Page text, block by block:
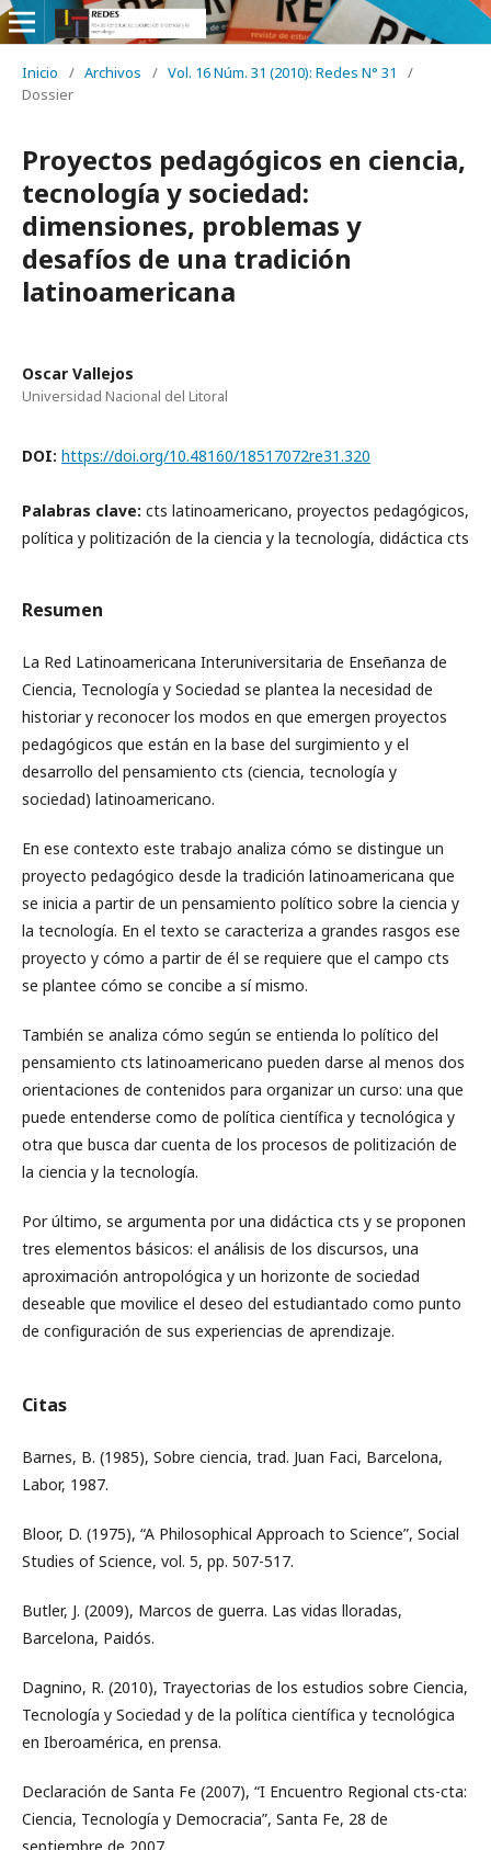
Inicio / Archivos / Vol. 16 Núm. 31 (2010): Redes N° 31
/
Dossier
Proyectos pedagógicos en ciencia,
tecnología y sociedad:
dimensiones, problemas y
desafíos de una tradición
latinoamericana
Oscar Vallejos
Universidad Nacional del Litoral
DOI: https://doi.org/10.48160/18517072re31.320
Palabras clave: cts latinoamericano, proyectos pedagógicos,
política y politización de la ciencia y la tecnología, didáctica cts
Resumen
La Red Latinoamericana Interuniversitaria de Enseñanza de
Ciencia, Tecnología y Sociedad se plantea la necesidad de
historiar y reconocer los modos en que emergen proyectos
pedagógicos que están en la base del surgimiento y el
desarrollo del pensamiento cts (ciencia, tecnología y
sociedad) latinoamericano.
En ese contexto este trabajo analiza cómo se distingue un
proyecto pedagógico desde la tradición latinoamericana que
se inicia a partir de un pensamiento político sobre la ciencia y
la tecnología. En el texto se caracteriza a grandes rasgos ese
proyecto y cómo a partir de él se requiere que el campo cts
se plantee cómo se concibe a sí mismo.
También se analiza cómo según se entienda lo político del
pensamiento cts latinoamericano pueden darse al menos dos
orientaciones de contenidos para organizar un curso: una que
puede entenderse como de política científica y tecnológica y
otra que busca dar cuenta de los procesos de politización de
la ciencia y la tecnología.
Por último, se argumenta por una didáctica cts y se proponen
tres elementos básicos: el análisis de los discursos, una
aproximación antropológica y un horizonte de sociedad
deseable que movilice el deseo del estudiantado como punto
de configuración de sus experiencias de aprendizaje.
Citas
Barnes, B. (1985), Sobre ciencia, trad. Juan Faci, Barcelona,
Labor, 1987.
Bloor, D. (1975), “A Philosophical Approach to Science”, Social
Studies of Science, vol. 5, pp. 507-517.
Butler, J. (2009), Marcos de guerra. Las vidas lloradas,
Barcelona, Paidós.
Dagnino, R. (2010), Trayectorias de los estudios sobre Ciencia,
Tecnología y Sociedad y de la política científica y tecnológica
en Iberoamérica, en prensa.
Declaración de Santa Fe (2007), “I Encuentro Regional cts-cta:
Ciencia, Tecnología y Democracia”, Santa Fe, 28 de